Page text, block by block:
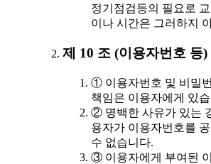
정기점검등의 필요로
이나 시간은 그러하지
제 10 조 (이용자번호 등)
① 이용자번호 및 비밀
책임은 이용자에게 있
② 명백한 사유가 있는
용자가 이용자번호를
수 없습니다.
③ 이용자에게 부여된